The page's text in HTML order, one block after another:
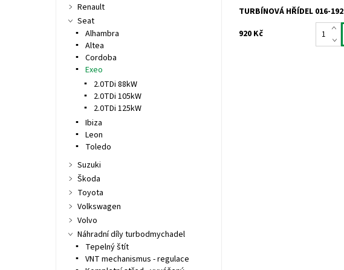
TURBÍNOVÁ HŘÍDEL 016-192
920 Kč
Renault
Seat
Alhambra
Altea
Cordoba
Exeo
2.0TDi 88kW
2.0TDi 105kW
2.0TDi 125kW
Ibiza
Leon
Toledo
Suzuki
Škoda
Toyota
Volkswagen
Volvo
Náhradní díly turbodmychadel
Tepelný štít
VNT mechanismus - regulace